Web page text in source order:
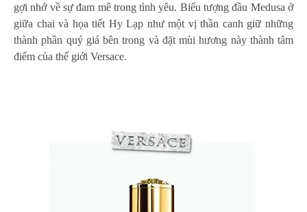
gợi nhớ về sự đam mê trong tình yêu. Biểu tượng đầu Medusa ở
giữa chai và họa tiết Hy Lạp như một vị thần canh giữ những
thành phần quý giá bên trong và đặt mùi hương này thành tâm
điểm của thế giới Versace.